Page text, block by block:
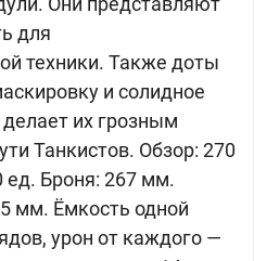
для
техники. Также доты
и солидное
их грозным
Танкистов. Обзор: 270
ед. Броня: 267 мм.
мм. Ёмкость одной
урон от каждого —